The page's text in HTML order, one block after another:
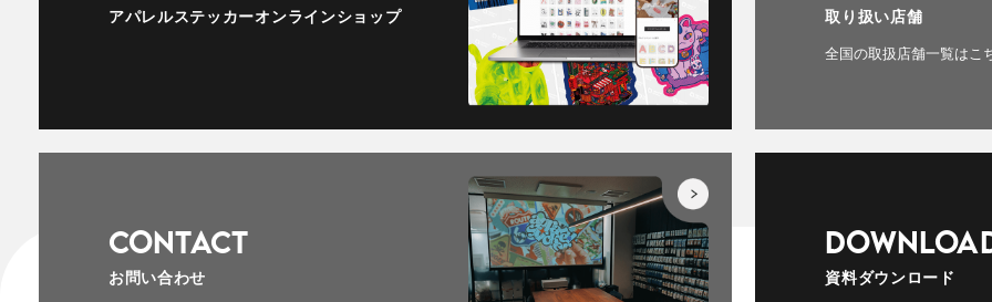
アパレルステッカーオンラインショップ 取り扱い店舗
全国の取扱店舗一覧はこ
CONTACT
お問い合わせ 資料ダウンロード